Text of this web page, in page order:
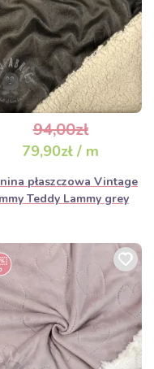
94,00zł
79,90zł / m
płaszczowa Vintage
Teddy Lammy grey